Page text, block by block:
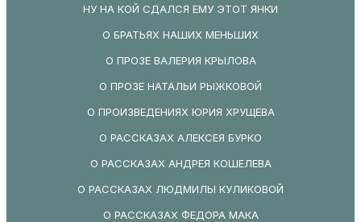
НУ НА КОЙ СДАЛСЯ ЕМУ ЭТОТ ЯНКИ
О БРАТЬЯХ НАШИХ МЕНЬШИХ
О ПРОЗЕ ВАЛЕРИЯ КРЫЛОВА
О ПРОЗЕ НАТАЛЬИ РЫЖКОВОЙ
О ПРОИЗВЕДЕНИЯХ ЮРИЯ ХРУЩЕВА
О РАССКАЗАХ АЛЕКСЕЯ БУРКО
О РАССКАЗАХ АНДРЕЯ КОШЕЛЕВА
О РАССКАЗАХ ЛЮДМИЛЫ КУЛИКОВОЙ
О РАССКАЗАХ ФЕДОРА МАКА